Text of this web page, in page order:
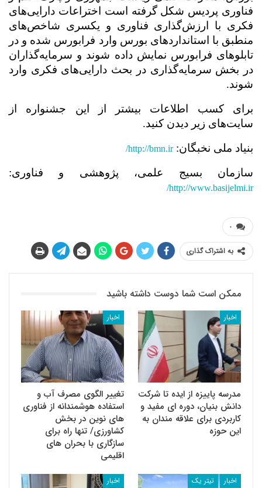
فناوری پردیس شکل گرفته است اختراعات دارایی‌های
فکری با ارزش‌گذاری فناوری و یکسری شاخص‌های
منطبق با استانداردهای بورس وارد فرابورس شده و در
تابلوهای فرابورس نمایش داده شوند و سرمایه‌گذاران
در بخش سرمایه‌گذاری در بحث دارایی‌های فکری وارد
شوند.
برای کسب اطلاعات بیشتر از این جشنواره از
سایت‌های زیر دیدن کنید.
بنیاد ملی نخبگان:http://bmn.ir
/
سازمان بسیج علمی، پژوهشی و فناوری:
http://www.basijelmi.ir
/
۰
به اشتراک گذاری
ممکن است شما دوست داشته باشید
اخبار
مدرسه پاییزه از ایده تا شرکت
دانش بنیان، دوره ای مفید و
کاربردی برای علاقه مندان به
این حوزه
اخبار
تغییر الگوی مصرف آب و
استفاده هوشمندانه از فناوری
های نوین در بخش
کشاورزی/ تنها راه برای
سازگاری با بحران های
اقلیمی
اخبار تیتر یک اخبار